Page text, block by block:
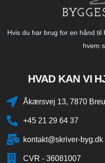
Hvis du har brug for en hånd til
hvem
HVAD KAN VI
Åkærsvej 13, 7870
+45 21 29 64 37
kontakt@skriver-byg.dk
CVR - 36081007